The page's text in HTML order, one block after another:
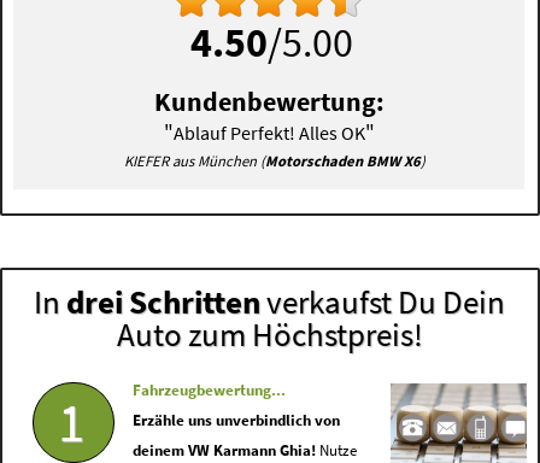
4.50/5.00
Kundenbewertung:
"Ablauf Perfekt! Alles OK"
KIEFER aus München (Motorschaden BMW X6)
In drei Schrittenverkaufst Du Dein
Auto zum Höchstpreis!
1
Fahrzeugbewertung...
Erzähle uns unverbindlich von
deinem VW Karmann Ghia! Nutze